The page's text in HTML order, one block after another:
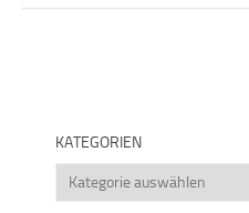
KATEGORIEN
Kategorien